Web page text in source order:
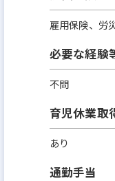
雇用保険、労
必要な経験
不問
育児休業取
あり
通勤手当